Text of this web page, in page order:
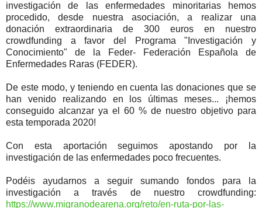
investigación de las enfermedades minoritarias hemos
procedido, desde nuestra asociación, a realizar una
donación extraordinaria de 300 euros en nuestro
crowdfunding a favor del Programa "Investigación y
Conocimiento" de la
Feder- Federación Española de
Enfermedades Raras (FEDER).
De este modo, y teniendo en cuenta las donaciones que se
han venido realizando en los últimas meses... ¡hemos
conseguido alcanzar ya el 60 % de nuestro objetivo para
esta temporada 2020!
Con esta aportación seguimos apostando por la
investigación de las enfermedades poco frecuentes.
Podéis ayudarnos a seguir sumando fondos para la
investigación a través de nuestro crowdfunding:
https://www.migranodearena.org/reto/en-ruta-por-las-